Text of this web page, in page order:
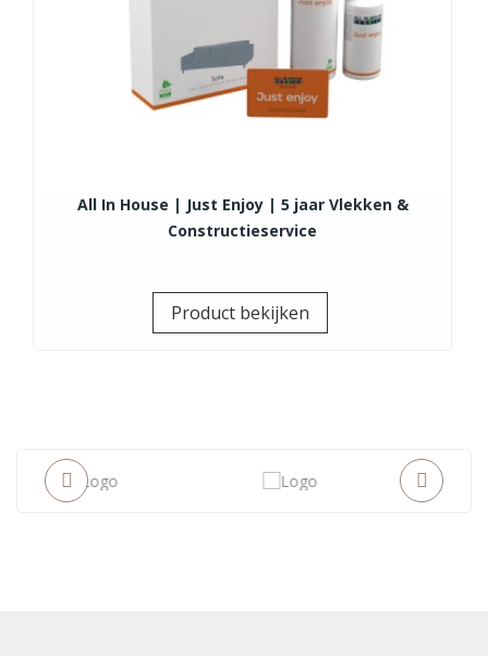
All In House | Just Enjoy | 5 jaar Vlekken &
Constructieservice
Product bekijken